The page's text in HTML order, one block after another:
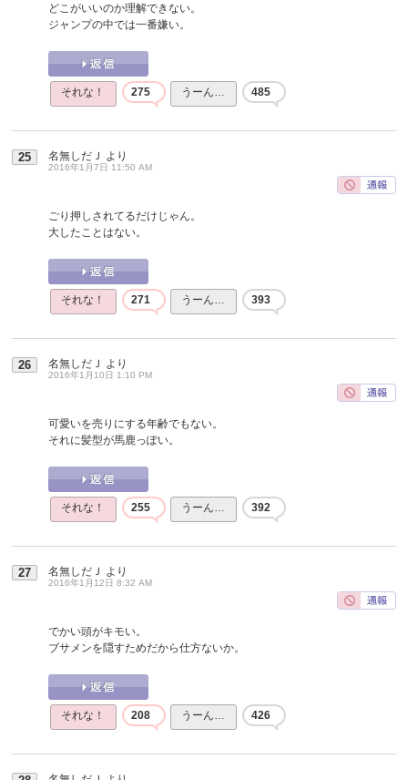
どこがいいのか理解できない。
ジャンプの中では一番嫌い。
それな！ 275 うーん… 485
25 名無しだＪ より
2016年1月7日 11:50 AM
ごり押しされてるだけじゃん。
大したことはない。
それな！ 271 うーん… 393
26 名無しだＪ より
2016年1月10日 1:10 PM
可愛いを売りにする年齢でもない。
それに髪型が馬鹿っぽい。
それな！ 255 うーん… 392
27 名無しだＪ より
2016年1月12日 8:32 AM
でかい頭がキモい。
ブサメンを隠すためだから仕方ないか。
それな！ 208 うーん… 426